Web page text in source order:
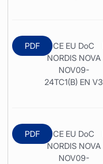
PDF
CE EU DoC
NORDIS NOVA
NOV09-
24TC1(B) EN V3
PDF
CE EU DoC
NORDIS NOVA
NOV09-